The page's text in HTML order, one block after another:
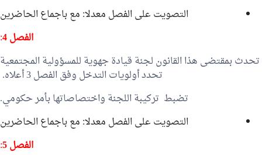
التصويت على الفصل معدلا: مع باجماع الحاضرين
الفصل4
:
تحدث بمقتضى هذا القانون لجنة قيادة جهوية للمسؤولية المجتمعية
تحدد أولويات التدخل وفق الفصل 3 أعلاه.
تضبط تركيبة اللجنة واختصاصاتها بأمر حكومي.
التصويت على الفصل معدلا: مع باجماع الحاضرين
الفصل 5 :